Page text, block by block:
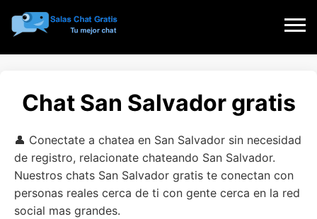
Chat San Salvador gratis
👤 Conectate a chatea en San Salvador sin necesidad
de registro, relacionate chateando San Salvador.
Nuestros chats San Salvador gratis te conectan con
personas reales cerca de ti con gente cerca en la red
social mas grandes.